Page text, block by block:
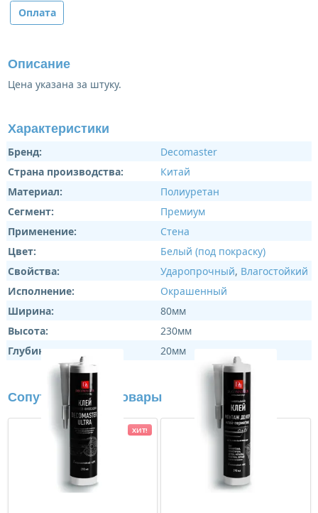
Оплата
Описание
Цена указана за штуку.
Характеристики
Бренд:
Decomaster
Страна производства:
Китай
Материал:
Полиуретан
Сегмент:
Премиум
Применение:
Стена
Цвет:
Белый (под покраску)
Свойства:
Ударопрочный, Влагостойкий
Исполнение:
Окрашенный
Ширина:
80мм
Высота:
230мм
Глубина:
20мм
Сопутствующие товары
ХИТ!